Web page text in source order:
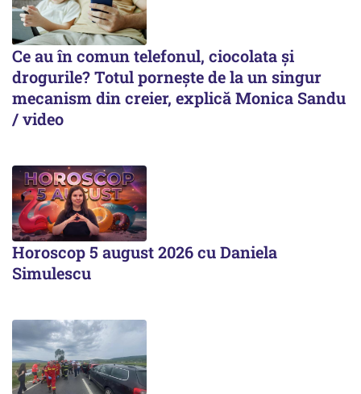
Ce au în comun telefonul, ciocolata și
drogurile? Totul pornește de la un singur
mecanism din creier, explică Monica Sandu
/ video
Horoscop 5 august 2026 cu Daniela
Simulescu